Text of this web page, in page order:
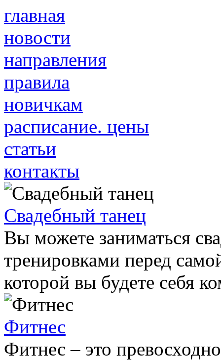
главная
новости
направления
правила
новичкам
расписание. цены
статьи
контакты
Свадебный танец
Вы можете заниматься
тренировками перед
которой вы будете себя
Фитнес
Фитнес – это